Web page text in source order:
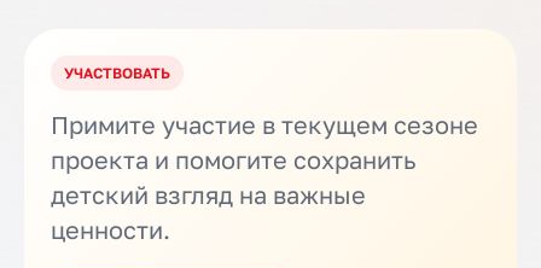
УЧАСТВОВАТЬ
Примите участие в текущем сезоне
проекта и помогите сохранить
детский взгляд на важные
ценности.